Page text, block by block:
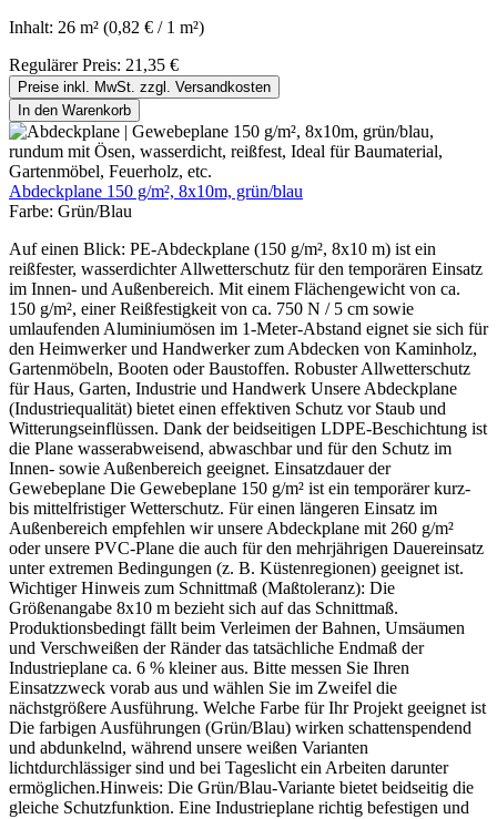
Inhalt: 26 m² (0,82 € / 1 m²)
Regulärer Preis: 21,35 €
Preise inkl. MwSt. zzgl. Versandkosten
In den Warenkorb
Abdeckplane 150 g/m², 8x10m, grün/blau
Farbe: Grün/Blau
Auf einen Blick: PE-Abdeckplane (150 g/m², 8x10 m) ist ein
reißfester, wasserdichter Allwetterschutz für den temporären Einsatz
im Innen- und Außenbereich. Mit einem Flächengewicht von ca.
150 g/m², einer Reißfestigkeit von ca. 750 N / 5 cm sowie
umlaufenden Aluminiumösen im 1-Meter-Abstand eignet sie sich für
den Heimwerker und Handwerker zum Abdecken von Kaminholz,
Gartenmöbeln, Booten oder Baustoffen. Robuster Allwetterschutz
für Haus, Garten, Industrie und Handwerk Unsere Abdeckplane
(Industriequalität) bietet einen effektiven Schutz vor Staub und
Witterungseinflüssen. Dank der beidseitigen LDPE-Beschichtung ist
die Plane wasserabweisend, abwaschbar und für den Schutz im
Innen- sowie Außenbereich geeignet. Einsatzdauer der
Gewebeplane Die Gewebeplane 150 g/m² ist ein temporärer kurz-
bis mittelfristiger Wetterschutz. Für einen längeren Einsatz im
Außenbereich empfehlen wir unsere Abdeckplane mit 260 g/m²
oder unsere PVC-Plane die auch für den mehrjährigen Dauereinsatz
unter extremen Bedingungen (z. B. Küstenregionen) geeignet ist.
Wichtiger Hinweis zum Schnittmaß (Maßtoleranz): Die
Größenangabe 8x10 m bezieht sich auf das Schnittmaß.
Produktionsbedingt fällt beim Verleimen der Bahnen, Umsäumen
und Verschweißen der Ränder das tatsächliche Endmaß der
Industrieplane ca. 6 % kleiner aus. Bitte messen Sie Ihren
Einsatzzweck vorab aus und wählen Sie im Zweifel die
nächstgrößere Ausführung. Welche Farbe für Ihr Projekt geeignet ist
Die farbigen Ausführungen (Grün/Blau) wirken schattenspendend
und abdunkelnd, während unsere weißen Varianten
lichtdurchlässiger sind und bei Tageslicht ein Arbeiten darunter
ermöglichen.Hinweis: Die Grün/Blau-Variante bietet beidseitig die
gleiche Schutzfunktion. Eine Industrieplane richtig befestigen und